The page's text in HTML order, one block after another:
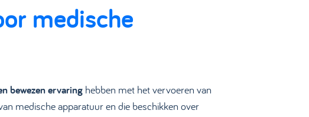
medische
bewezen ervaring hebben met het vervoeren van
medische apparatuur en die beschikken over